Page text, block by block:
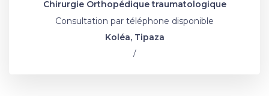
Chirurgie Orthopédique traumatologique
Consultation par téléphone disponible
Koléa, Tipaza
/